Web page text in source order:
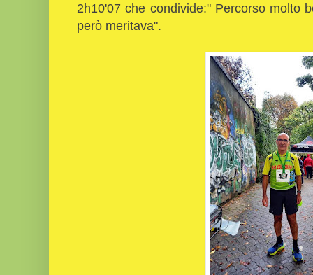
2h10'07 che condivide:" Percorso molto
però meritava".